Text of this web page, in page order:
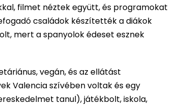
filmet néztek együtt, és programokat
családok készítették a diákok
mert a spanyolok édeset esznek
vegán, és az ellátást
Valencia szívében voltak és egy
tanul), játékbolt, iskola,